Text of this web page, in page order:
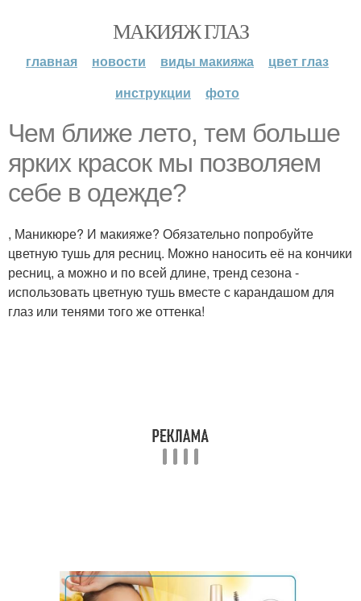
МАКИЯЖ ГЛАЗ
главная новости виды макияжа
цвет глаз
инструкции
фото
Чем ближе лето, тем больше
ярких красок мы позволяем
себе в одежде?
, Маникюре? И макияже? Обязательно попробуйте
цветную тушь для ресниц. Можно наносить её на кончики
ресниц, а можно и по всей длине, тренд сезона -
использовать цветную тушь вместе с карандашом для
глаз или тенями того же оттенка!